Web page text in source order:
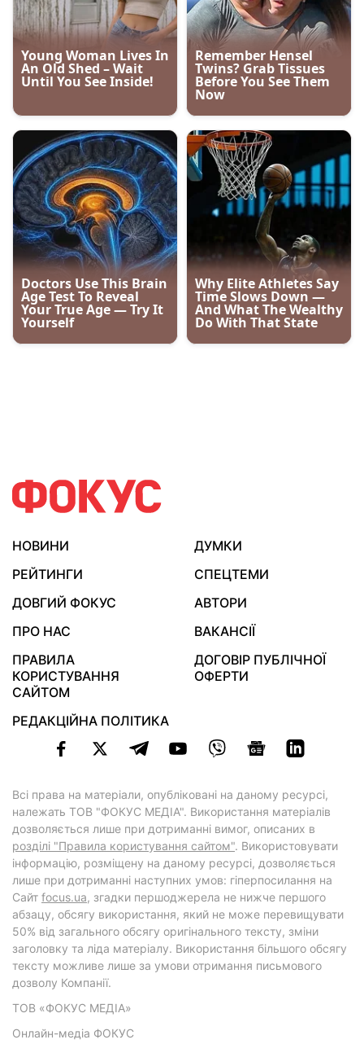
НОВИНИ
ДУМКИ
РЕЙТИНГИ
СПЕЦТЕМИ
ДОВГИЙ ФОКУС
АВТОРИ
ПРО НАС
ВАКАНСІЇ
ПРАВИЛА
КОРИСТУВАННЯ
САЙТОМ
ДОГОВІР ПУБЛІЧНОЇ
ОФЕРТИ
РЕДАКЦІЙНА ПОЛІТИКА
Всі права на матеріали, опубліковані на даному ресурсі,
належать ТОВ "ФОКУС МЕДІА". Використання матеріалів
дозволяється лише при дотриманні вимог, описаних в
розділі "Правила користування сайтом". Використовувати
інформацію, розміщену на даному ресурсі, дозволяється
лише при дотриманні наступних умов: гіперпосилання на
Cайт focus.ua, згадки першоджерела не нижче першого
абзацу, обсягу використання, який не може перевищувати
50% від загального обсягу оригінального тексту, зміни
заголовку та ліда матеріалу. Використання більшого обсягу
тексту можливе лише за умови отримання письмового
дозволу Компанії.
ТОВ «ФОКУС МЕДІА»
Онлайн-медіа ФОКУС